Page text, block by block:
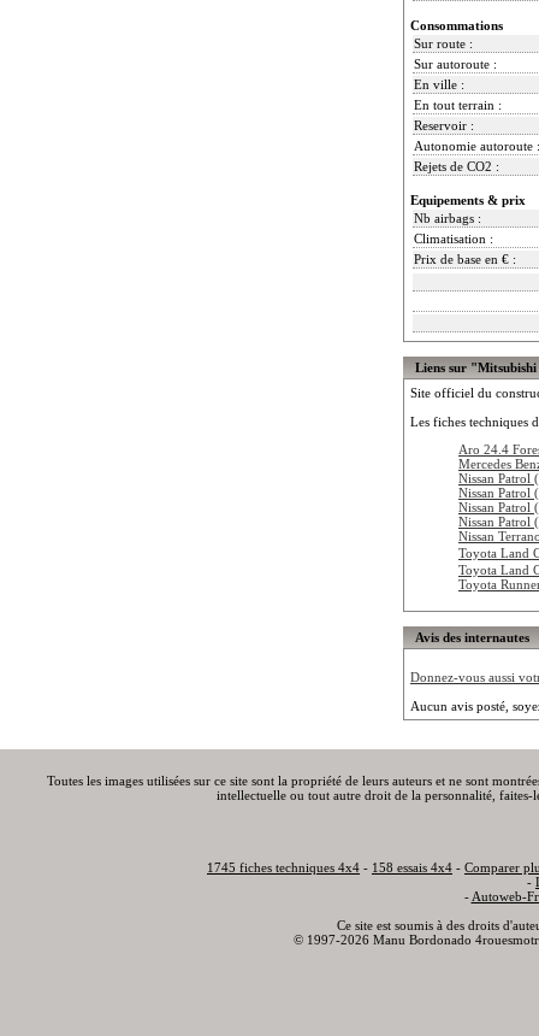
Consommations
Sur route :
Sur autoroute :
En ville :
En tout terrain :
Reservoir :
Autonomie autoroute :
Rejets de CO2 :
Equipements & prix
Nb airbags :
Climatisation :
Prix de base en € :
Liens sur
Site officiel du
Les fiches techniques
Aro 24.4
Mercedes
Nissan Patrol
Nissan Patrol
Nissan Patrol
Nissan Patrol
Nissan
Toyota Land
Toyota Land
Toyota
Avis des internautes
Donnez-vous aussi
Aucun avis posté,
Toutes les images utilisées sur ce site sont la propriété de leurs auteurs et ne sont
intellectuelle ou tout autre droit de la personnalité,
1745 fiches techniques 4x4 - 158 essais 4x4 - Comparer
-
- Autoweb-
Ce site est soumis à des droits
© 1997-2026 Manu Bordonado